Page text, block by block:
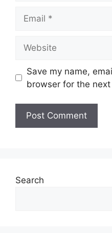
Save my name,
browser for the
Search